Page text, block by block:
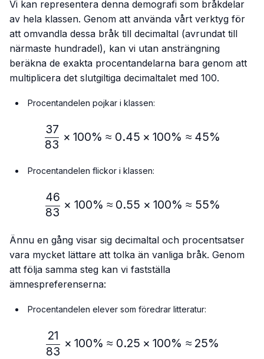
Vi kan representera denna demografi som bråkdelar
av hela klassen. Genom att använda vårt verktyg för
att omvandla dessa bråk till decimaltal (avrundat till
närmaste hundradel), kan vi utan ansträngning
beräkna de exakta procentandelarna bara genom att
multiplicera det slutgiltiga decimaltalet med 100.
Procentandelen pojkar i klassen:
\frac{37}{83} × 100\%≈
83
37
× 100% ≈ 0.45 × 100% ≈ 45%
Procentandelen flickor i klassen:
\frac{46}{83} × 100\%
83
46
× 100% ≈ 0.55 × 100% ≈ 55%
Ännu en gång visar sig decimaltal och procentsatser
vara mycket lättare att tolka än vanliga bråk. Genom
att följa samma steg kan vi fastställa
ämnespreferenserna:
Procentandelen elever som föredrar litteratur:
\frac{21}{83} × 100\% ≈
83
21
× 100% ≈ 0.25 × 100% ≈ 25%